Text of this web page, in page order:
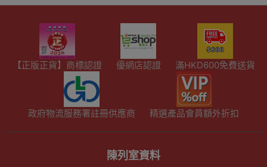
【正版正貨】商標認證 優網店認證 滿HKD600免費送貨
政府物流服務署註冊供應商 精選產品會員額外折扣
陳列室資料